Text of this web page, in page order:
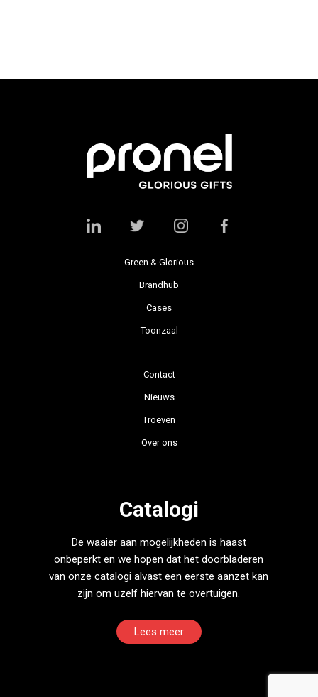
Green & Glorious
Brandhub
Cases
Toonzaal
Contact
Nieuws
Troeven
Over ons
Catalogi
De waaier aan mogelijkheden is haast
onbeperkt en we hopen dat het doorbladeren
van onze catalogi alvast een eerste aanzet kan
zijn om uzelf hiervan te overtuigen.
Lees meer